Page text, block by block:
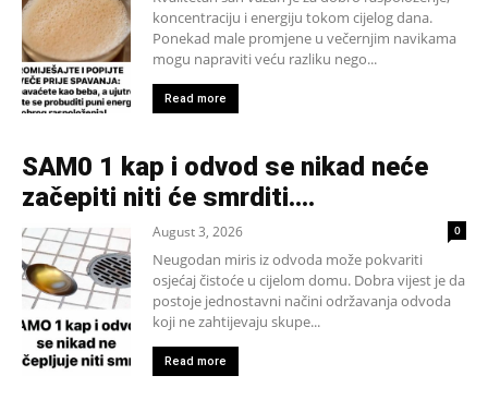
koncentraciju i energiju tokom cijelog dana.
Ponekad male promjene u večernjim navikama
mogu napraviti veću razliku nego...
Read more
SAM0 1 kap i odvod se nikad neće
začepiti niti će smrditi….
August 3, 2026 0
Neugodan miris iz odvoda može pokvariti
osjećaj čistoće u cijelom domu. Dobra vijest je da
postoje jednostavni načini održavanja odvoda
koji ne zahtijevaju skupe...
Read more